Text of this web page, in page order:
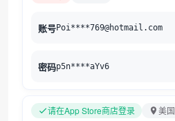
账号Poi****769@hotmail.com
密码p5n****aYv6
请在App Store商店登录 美国